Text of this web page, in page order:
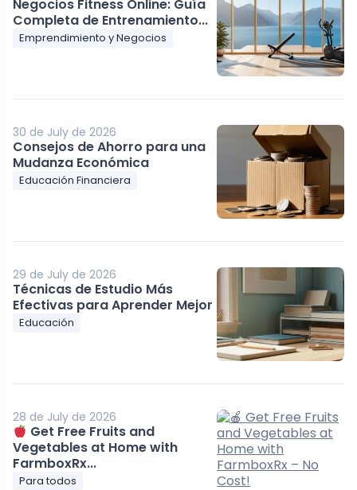
Negocios Fitness Online: Guía
Completa de Entrenamiento...
Emprendimiento y Negocios
30 de July de 2026
Consejos de Ahorro para una
Mudanza Económica
Educación Financiera
29 de July de 2026
Técnicas de Estudio Más
Efectivas para Aprender Mejor
Educación
28 de July de 2026
Get Free Fruits and
Vegetables at Home with
FarmboxRx...
Para todos